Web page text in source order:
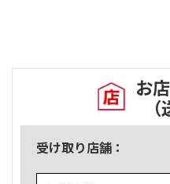
お
受け取り店舗：